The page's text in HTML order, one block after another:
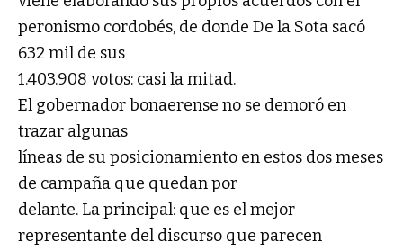
peronismo cordobés, de donde De la Sota sacó
632 mil de sus
1.403.908 votos: casi la mitad.
El gobernador bonaerense no se demoró en
trazar algunas
líneas de su posicionamiento en estos dos meses
de campaña que quedan por
delante. La principal: que es el mejor
representante del discurso que parecen